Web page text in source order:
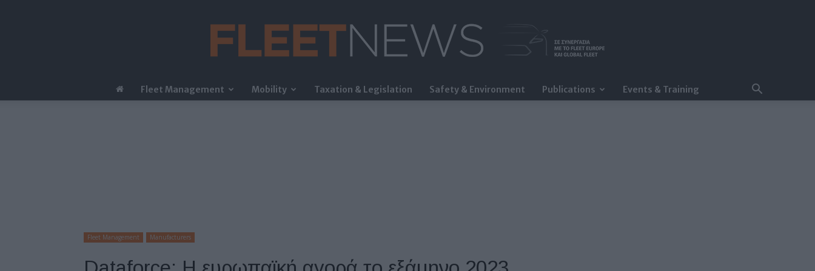
FleetNews
Fleet Management Mobility Taxation & Legislation Safety & Environment Publications Events & Training
Fleet Management Manufacturers